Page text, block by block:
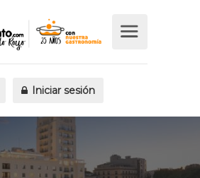
Iniciar sesión